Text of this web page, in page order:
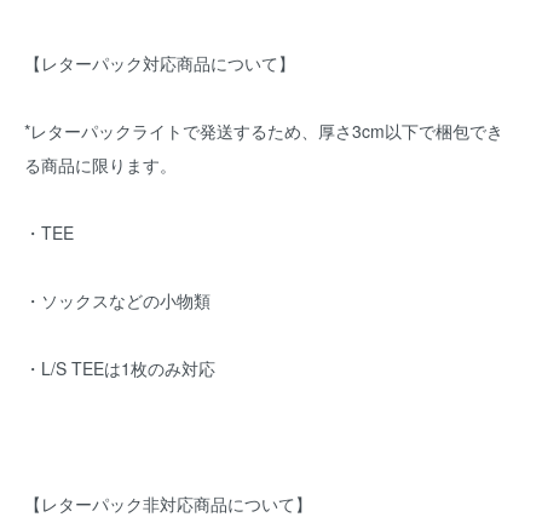
【レターパック対応商品について】
*レターパックライトで発送するため、厚さ3cm以下で梱包でき
る商品に限ります。
・TEE
・ソックスなどの小物類
・L/S TEEは1枚のみ対応
【レターパック非対応商品について】